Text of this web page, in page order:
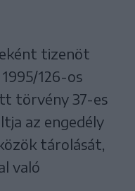
tizenöt
126-os
törvény 37-es
az engedély
tárolását,
való